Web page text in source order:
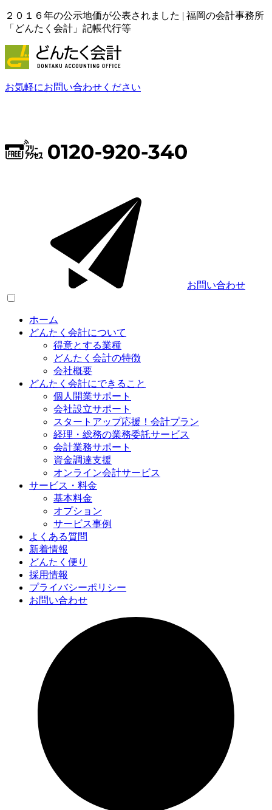
２０１６年の公示地価が公表されました | 福岡の会計事務所
「どんたく会計」記帳代行等
お気軽にお問い合わせください
お問い合わせ
ホーム
どんたく会計について
得意とする業種
どんたく会計の特徴
会社概要
どんたく会計にできること
個人開業サポート
会社設立サポート
スタートアップ応援！会計プラン
経理・総務の業務委託サービス
会計業務サポート
資金調達支援
オンライン会計サービス
サービス・料金
基本料金
オプション
サービス事例
よくある質問
新着情報
どんたく便り
採用情報
プライバシーポリシー
お問い合わせ